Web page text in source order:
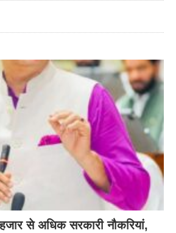
से अधिक सरकारी नौकरियां,